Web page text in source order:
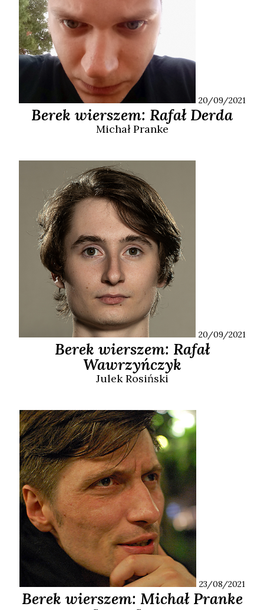
20/09/2021
Berek wierszem: Rafał Derda
MichałPranke
20/09/2021
Berek wierszem: Rafał
Wawrzyńczyk
JulekRosiński
23/08/2021
Berek wierszem: Michał Pranke